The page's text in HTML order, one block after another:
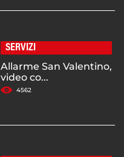
SERVIZI
Allarme San Valentino,
video co...
4562